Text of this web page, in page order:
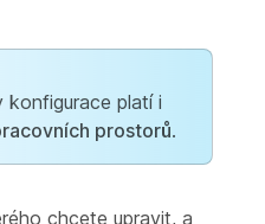
konfigurace platí i
prostorů.
chcete upravit, a